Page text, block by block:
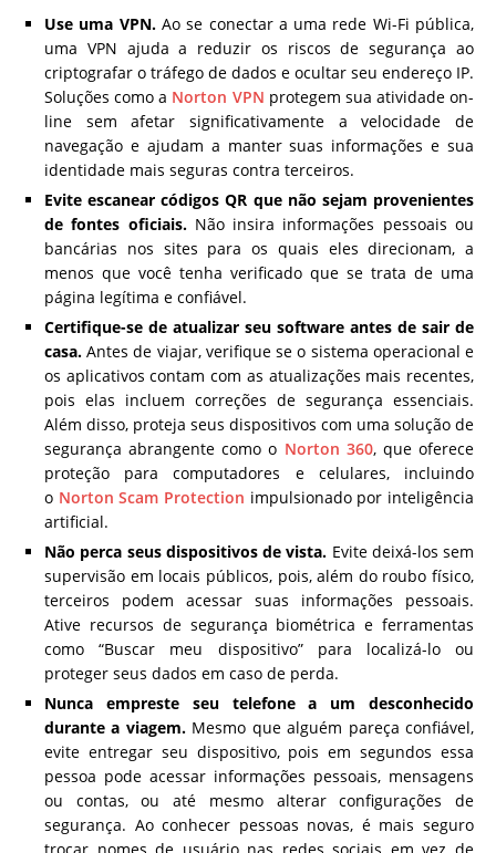
Use uma VPN. Ao se conectar a uma rede Wi-Fi pública,
uma VPN ajuda a reduzir os riscos de segurança ao
criptografar o tráfego de dados e ocultar seu endereço IP.
Soluções como a Norton VPN protegem sua atividade on-
line sem afetar significativamente a velocidade de
navegação e ajudam a manter suas informações e sua
identidade mais seguras contra terceiros.
Evite escanear códigos QR que não sejam provenientes
de fontes oficiais.Não insira informações pessoais ou
bancárias nos sites para os quais eles direcionam, a
menos que você tenha verificado que se trata de uma
página legítima e confiável.
Certifique-se de atualizar seu software antes de sair de
casa.Antes de viajar, verifique se o sistema operacional e
os aplicativos contam com as atualizações mais recentes,
pois elas incluem correções de segurança essenciais.
Além disso, proteja seus dispositivos com uma solução de
segurança abrangente como o Norton 360, que oferece
proteção para computadores e celulares, incluindo
o Norton Scam Protection impulsionado por inteligência
artificial.
Não perca seus dispositivos de vista. Evite deixá-los sem
supervisão em locais públicos, pois, além do roubo físico,
terceiros podem acessar suas informações pessoais.
Ative recursos de segurança biométrica e ferramentas
como “Buscar meu dispositivo” para localizá-lo ou
proteger seus dados em caso de perda.
Nunca empreste seu telefone a um desconhecido
durante a viagem.Mesmo que alguém pareça confiável,
evite entregar seu dispositivo, pois em segundos essa
pessoa pode acessar informações pessoais, mensagens
ou contas, ou até mesmo alterar configurações de
segurança. Ao conhecer pessoas novas, é mais seguro